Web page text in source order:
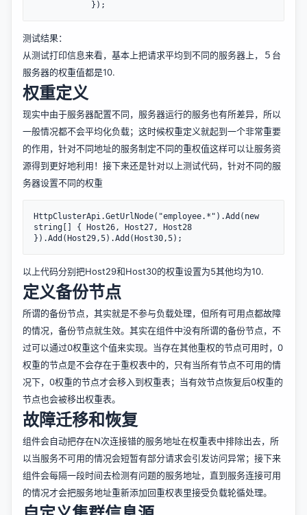
测试结果：
从测试打印信息来看，基本上把请求平均到不同的服务器上，５台
服务器的权重值都是10.
权重定义
现实中由于服务器配置不同，服务器运行的服务也有所差异，所以
一般情况都不会平均化负载；这时候权重定义就起到一个非常重要
的作用，针对不同地址的服务制定不同的重权值这样可以让服务资
源得到更好地利用！接下来还是针对以上测试代码，针对不同的服
务器设置不同的权重
HttpClusterApi.GetUrlNode("employee.*").Add(new
string[] { Host26, Host27, Host28
以上代码分别把Host29和Host30的权重设置为5其他均为10.
定义备份节点
所谓的备份节点，其实就是不参与负载处理，但所有可用点都故障
的情况，备份节点就生效。其实在组件中没有所谓的备份节点，不
过可以通过0权重这个值来实现。当存在其他重权的节点可用时，0
权重的节点是不会存在于重权表中的，只有当所有节点不可用的情
况下，0权重的节点才会移入到权重表；当有效节点恢复后0权重的
节点也会被移出权重表。
故障迁移和恢复
组件会自动把存在N次连接错的服务地址在权重表中排除出去，所
以当服务不可用的情况会短暂有部分请求会引发访问异常；接下来
组件会每隔一段时间去检测有问题的服务地址，直到服务连接可用
的情况才会把服务地址重新添加回重权表里接受负载轮循处理。